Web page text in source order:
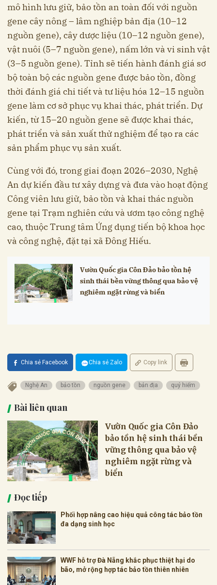
mô hình lưu giữ, bảo tồn an toàn đối với nguồn
gene cây nông – lâm nghiệp bản địa (10–12
nguồn gene), cây dược liệu (10–12 nguồn gene),
vật nuôi (5–7 nguồn gene), nấm lớn và vi sinh vật
(3–5 nguồn gene). Tỉnh sẽ tiến hành đánh giá sơ
bộ toàn bộ các nguồn gene được bảo tồn, đồng
thời đánh giá chi tiết và tư liệu hóa 12–15 nguồn
gene làm cơ sở phục vụ khai thác, phát triển. Dự
kiến, từ 15–20 nguồn gene sẽ được khai thác,
phát triển và sản xuất thử nghiệm để tạo ra các
sản phẩm phục vụ sản xuất.
Cùng với đó, trong giai đoạn 2026–2030, Nghệ
An dự kiến đầu tư xây dựng và đưa vào hoạt động
Công viên lưu giữ, bảo tồn và khai thác nguồn
gene tại Trạm nghiên cứu và ươm tạo công nghệ
cao, thuộc Trung tâm Ứng dụng tiến bộ khoa học
và công nghệ, đặt tại xã Đông Hiếu.
Vườn Quốc gia Côn Đảo bảo tồn hệ
sinh thái bền vững thông qua bảo vệ
nghiêm ngặt rừng và biển
Chia sẻ Facebook Chia sẻ Zalo Copy link
Nghệ An bảo tồn nguồn gene bản địa quý hiếm
Bài liên quan
Vườn Quốc gia Côn Đảo
bảo tồn hệ sinh thái bền
vững thông qua bảo vệ
nghiêm ngặt rừng và
biển
Đọc tiếp
Phối hợp nâng cao hiệu quả công tác bảo tồn
đa dạng sinh học
WWF hỗ trợ Đà Nẵng khắc phục thiệt hại do
bão, mở rộng hợp tác bảo tồn thiên nhiên